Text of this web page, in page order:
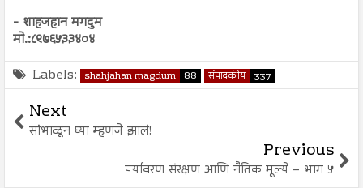
- शाहजहान मगदुम
मो.:८९७६५३३४०४
Labels: shahjahan magdum 88 संपादकीय 337
Next
सांभाळून घ्या म्हणजे झालं!
Previous
पर्यावरण संरक्षण आणि नैतिक मूल्ये – भाग ५